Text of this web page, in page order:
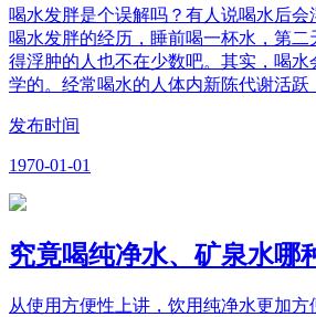
喝水发胖是个误解吗？有人说喝水后
喝水发胖的经历，睡前喝一杯水，第
得浮肿的人也不在少数吧。其实，喝
学的。经常喝水的人体内新陈代谢活跃
发布时间
1970-01-01
究竟喝纯净水、矿泉水哪
从使用方便性上讲，饮用纯净水更加